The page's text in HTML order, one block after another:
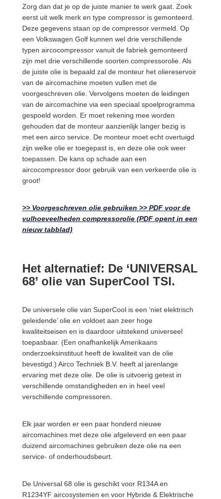
Zorg dan dat je op de juiste manier te werk gaat. Zoek
eerst uit welk merk en type compressor is gemonteerd.
Deze gegevens staan op de compressor vermeld. Op
een Volkswagen Golf kunnen wel drie verschillende
typen aircocompressor vanuit de fabriek gemonteerd
zijn met drie verschillende soorten compressorolie. Als
de juiste olie is bepaald zal de monteur het oliereservoir
van de aircomachine moeten vullen met de
voorgeschreven olie. Vervolgens moeten de leidingen
van de aircomachine via een speciaal spoelprogramma
gespoeld worden. Er moet rekening mee worden
gehouden dat de monteur aanzienlijk langer bezig is
met een airco service. De monteur moet echt overtuigd
zijn welke olie er toegepast is, en deze olie ook weer
toepassen. De kans op schade aan een
aircocompressor door gebruik van een verkeerde olie is
groot!
>> Voorgeschreven olie gebruiken >> PDF voor de
vulhoeveelheden compressorolie (PDF opent in een
nieuw tabblad)
Het alternatief: De ‘UNIVERSAL
68’ olie van SuperCool TSI.
De universele olie van SuperCool is een ‘niet elektrisch
geleidende’ olie en voldoet aan zeer hoge
kwaliteitseisen en is daardoor uitstekend universeel
toepasbaar. (Een onafhankelijk Amerikaans
onderzoeksinstituut heeft de kwaliteit van de olie
bevestigd.) Airco Techniek B.V. heeft al jarenlange
ervaring met deze olie. De olie is uitvoerig getest in
verschillende omstandigheden en in heel veel
verschillende compressoren.
Elk jaar worden er een paar honderd nieuwe
aircomachines met deze olie afgeleverd en een paar
duizend aircomachines gebruiken deze olie na een
service- of onderhoudsbeurt.
De Universal 68 olie is geschikt voor R134A en
R1234YF aircosystemen en voor Hybride & Elektrische